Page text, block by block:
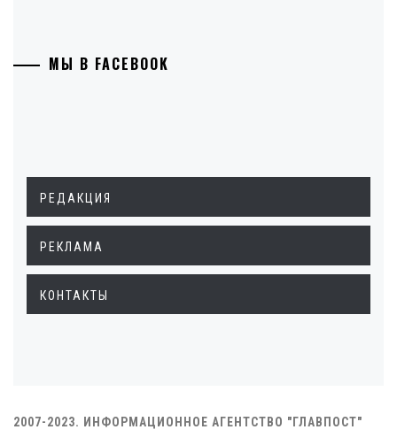
МЫ В FACEBOOK
РЕДАКЦИЯ
РЕКЛАМА
КОНТАКТЫ
2007-2023. ИНФОРМАЦИОННОЕ АГЕНТСТВО "ГЛАВПОСТ"